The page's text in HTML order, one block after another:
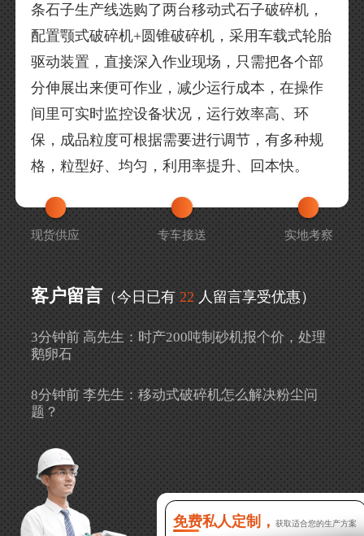
条石子生产线选购了两台移动式石子破碎机，
配置颚式破碎机+圆锥破碎机，采用车载式轮胎
驱动装置，直接深入作业现场，只需把各个部
分伸展出来便可作业，减少运行成本，在操作
间里可实时监控设备状况，运行效率高、环
保，成品粒度可根据需要进行调节，有多种规
格，粒型好、均匀，利用率提升、回本快。
现货供应 专车接送 实地考察
客户留言 （今日已有 22 人留言享受优惠）
3分钟前 高先生：时产200吨制砂机报个价，处理
鹅卵石
8分钟前 李先生：移动式破碎机怎么解决粉尘问
题？
13分钟前 徐女士：需要制砂机，南宁能看制砂现
场吗？
16分钟前 程先生：破碎生产线出个方案及报价，
有什么售后服务？
免费私人定制， 获取适合您的生产方案